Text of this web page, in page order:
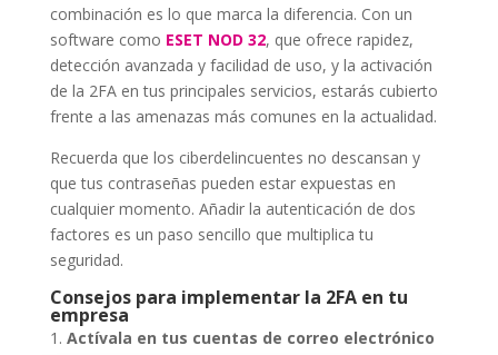
combinación es lo que marca la diferencia. Con un
software como ESET NOD 32, que ofrece rapidez,
detección avanzada y facilidad de uso, y la activación
de la 2FA en tus principales servicios, estarás cubierto
frente a las amenazas más comunes en la actualidad.
Recuerda que los ciberdelincuentes no descansan y
que tus contraseñas pueden estar expuestas en
cualquier momento. Añadir la autenticación de dos
factores es un paso sencillo que multiplica tu
seguridad.
Consejos para implementar la 2FA en tu
empresa
Actívala en tus cuentas de correo electrónico